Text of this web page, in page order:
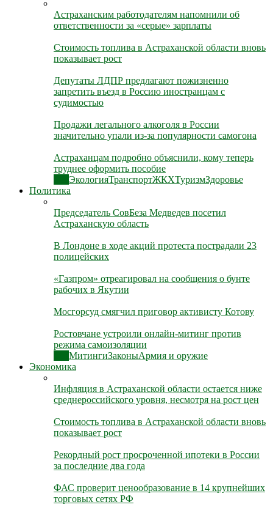
Астраханским работодателям напомнили об
ответственности за «серые» зарплаты
Стоимость топлива в Астраханской области вновь
показывает рост
Депутаты ЛДПР предлагают пожизненно
запретить въезд в Россию иностранцам с
судимостью
Продажи легального алкоголя в России
значительно упали из-за популярности самогона
Астраханцам подробно объяснили, кому теперь
труднее оформить пособие
ЭкологияТранспортЖКХТуризмЗдоровье
Политика
Председатель СовБеза Медведев посетил
Астраханскую область
В Лондоне в ходе акций протеста пострадали 23
полицейских
«Газпром» отреагировал на сообщения о бунте
рабочих в Якутии
Мосгорсуд смягчил приговор активисту Котову
Ростовчане устроили онлайн-митинг против
режима самоизоляции
МитингиЗаконыАрмия и оружие
Экономика
Инфляция в Астраханской области остается ниже
среднероссийского уровня, несмотря на рост цен
Стоимость топлива в Астраханской области вновь
показывает рост
Рекордный рост просроченной ипотеки в России
за последние два года
ФАС проверит ценообразование в 14 крупнейших
торговых сетях РФ